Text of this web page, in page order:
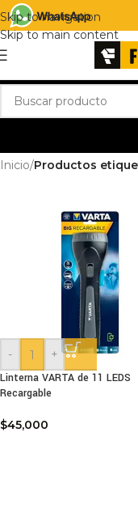
Skip to navigation
Skip to main content
Inicio/Productos
-
+
Linterna VARTA de 11 LEDS
Recargable
$45,000